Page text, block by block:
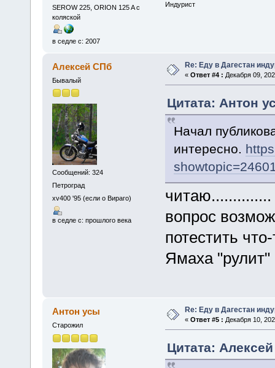
SEROW 225, ORION 125 A с
коляской
в седле с: 2007
Индурист
Алексей СПб
Бывалый
Сообщений: 324
Петроград
xv400 '95 (если о Вираго)
в седле с: прошлого века
Re: Еду в Дагестан
« Ответ #4 : Декабря 09,
Цитата: Антон
Начал
интересно.
читаю..............
вопрос
потестить
Ямаха "рулит"
Антон усы
Старожил
Re: Еду в Дагестан
« Ответ #5 : Декабря 10,
Цитата: